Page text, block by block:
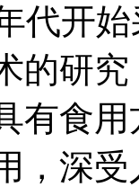
代开
的研
有食
，深